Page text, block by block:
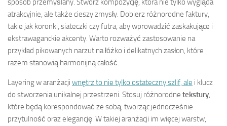
sposób przemyślany. Stwórz kompozycję, która nie tylko wygląda
atrakcyjnie, ale także cieszy zmysły. Dobierz różnorodne faktury,
takie jak koronki, siateczki czy futra, aby wprowadzić zaskakujące i
ekstrawaganckie akcenty. Warto rozważyć zastosowanie na
przykład pikowanych narzut na łóżko i delikatnych zasłon, które
razem stanowią harmonijną całość.
Layering w aranżacji wnętrz to nie tylko ostateczny szlif, ale i klucz
do stworzenia unikalnej przestrzeni. Stosuj różnorodne tekstury,
które będą korespondować ze sobą, tworząc jednocześnie
przytulność oraz elegancję. W takiej aranżacji im więcej warstw,